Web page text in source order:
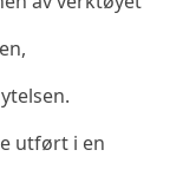
utført i en